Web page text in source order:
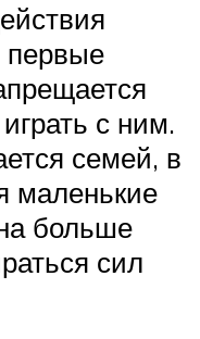
первые
с ним.
семей, в
маленькие
больше
сил